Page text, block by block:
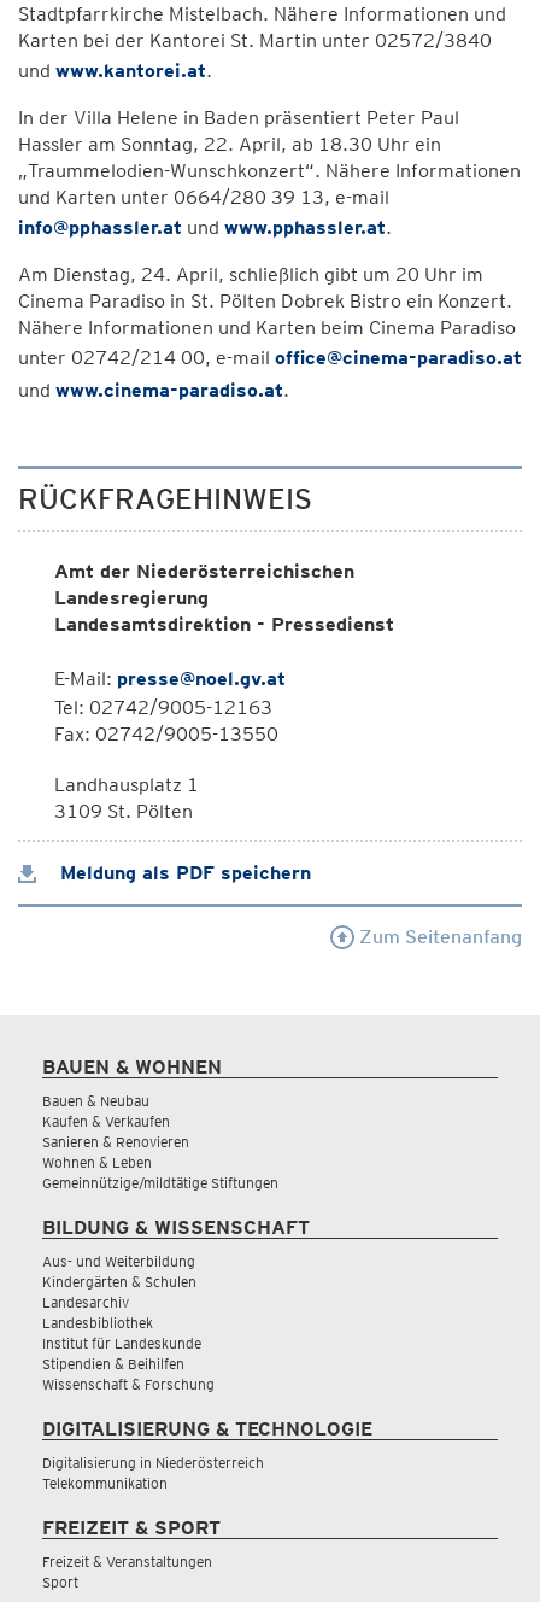
Stadtpfarrkirche Mistelbach. Nähere Informationen und
Karten bei der Kantorei St. Martin unter 02572/3840
und www.kantorei.at.
In der Villa Helene in Baden präsentiert Peter Paul
Hassler am Sonntag, 22. April, ab 18.30 Uhr ein
„Traummelodien-Wunschkonzert“. Nähere Informationen
und Karten unter 0664/280 39 13, e-mail
info@pphassler.at und www.pphassler.at.
Am Dienstag, 24. April, schließlich gibt um 20 Uhr im
Cinema Paradiso in St. Pölten Dobrek Bistro ein Konzert.
Nähere Informationen und Karten beim Cinema Paradiso
unter 02742/214 00, e-mail office@cinema-paradiso.at
und www.cinema-paradiso.at.
RÜCKFRAGEHINWEIS
Amt der Niederösterreichischen
Landesregierung
Landesamtsdirektion - Pressedienst
E-Mail: presse@noel.gv.at
Tel: 02742/9005-12163
Fax: 02742/9005-13550
Landhausplatz 1
3109 St. Pölten
Meldung als PDF speichern
Zum Seitenanfang
BAUEN & WOHNEN
Bauen & Neubau
Kaufen & Verkaufen
Sanieren & Renovieren
Wohnen & Leben
Gemeinnützige/mildtätige Stiftungen
BILDUNG & WISSENSCHAFT
Aus- und Weiterbildung
Kindergärten & Schulen
Landesarchiv
Landesbibliothek
Institut für Landeskunde
Stipendien & Beihilfen
Wissenschaft & Forschung
DIGITALISIERUNG & TECHNOLOGIE
Digitalisierung in Niederösterreich
Telekommunikation
FREIZEIT & SPORT
Freizeit & Veranstaltungen
Sport